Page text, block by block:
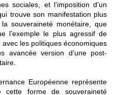
sociales, et l’imposition d’un
trouve son manifestation plus
souveraineté monétaire, que
l’exemple le plus agressif de
les politiques économiques
avancée version d’une post-
Européenne représente
cette forme de souveraineté